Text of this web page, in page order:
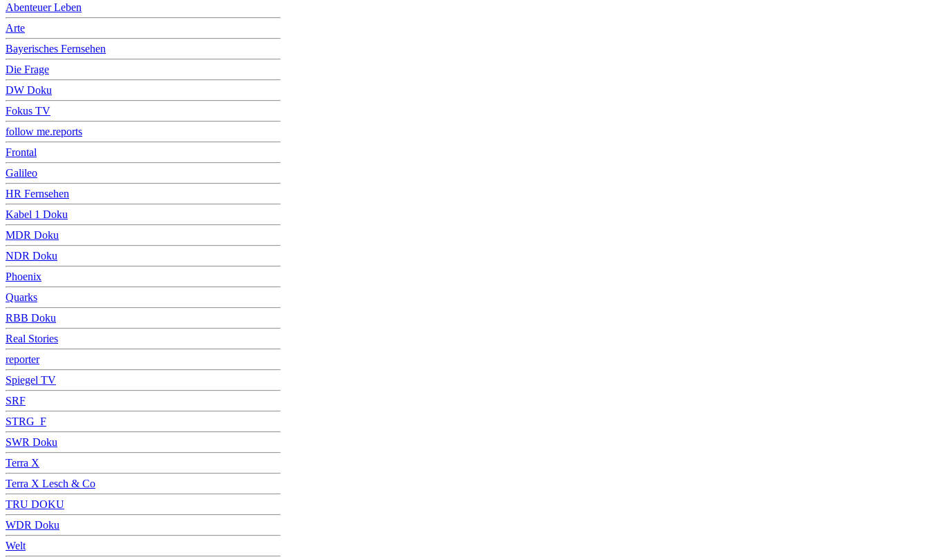
Abenteuer Leben
Arte
Bayerisches Fernsehen
Die Frage
DW Doku
Fokus TV
follow me.reports
Frontal
Galileo
HR Fernsehen
Kabel 1 Doku
MDR Doku
NDR Doku
Phoenix
Quarks
RBB Doku
Real Stories
reporter
Spiegel TV
SRF
STRG_F
SWR Doku
Terra X
Terra X Lesch & Co
TRU DOKU
WDR Doku
Welt